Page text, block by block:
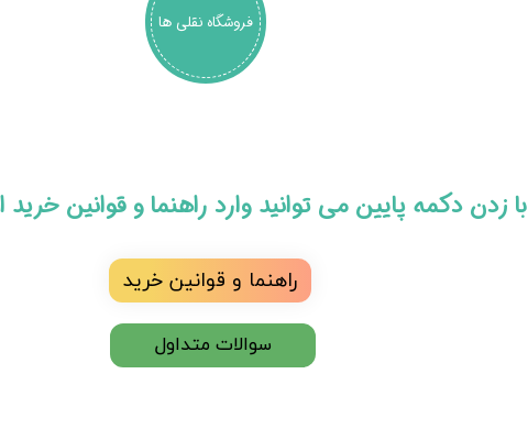
فروشگاه نقلی ها
​​با زدن دکمه پایین می توانید وارد راهنما و قوانین
راهنما و قوانین خرید
سوالات متداول